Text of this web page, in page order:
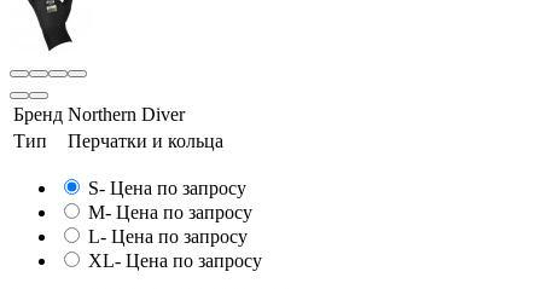
Бренд Northern Diver
Тип
Перчатки и кольца
S- Цена по запросу
M- Цена по запросу
L- Цена по запросу
XL- Цена по запросу